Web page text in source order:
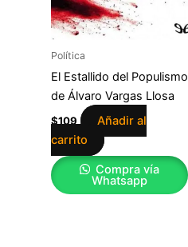
Política
El Estallido del Populismo
de Álvaro Vargas Llosa
$109
Añadir al
carrito
Compra vía
Whatsapp